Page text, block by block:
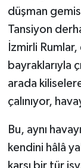
düşman
Tansiyon
İzmirli
bayraklarıyla
arada
çalınıyor,
Bu, aynı
kendini hâlâ
karşı bir tür